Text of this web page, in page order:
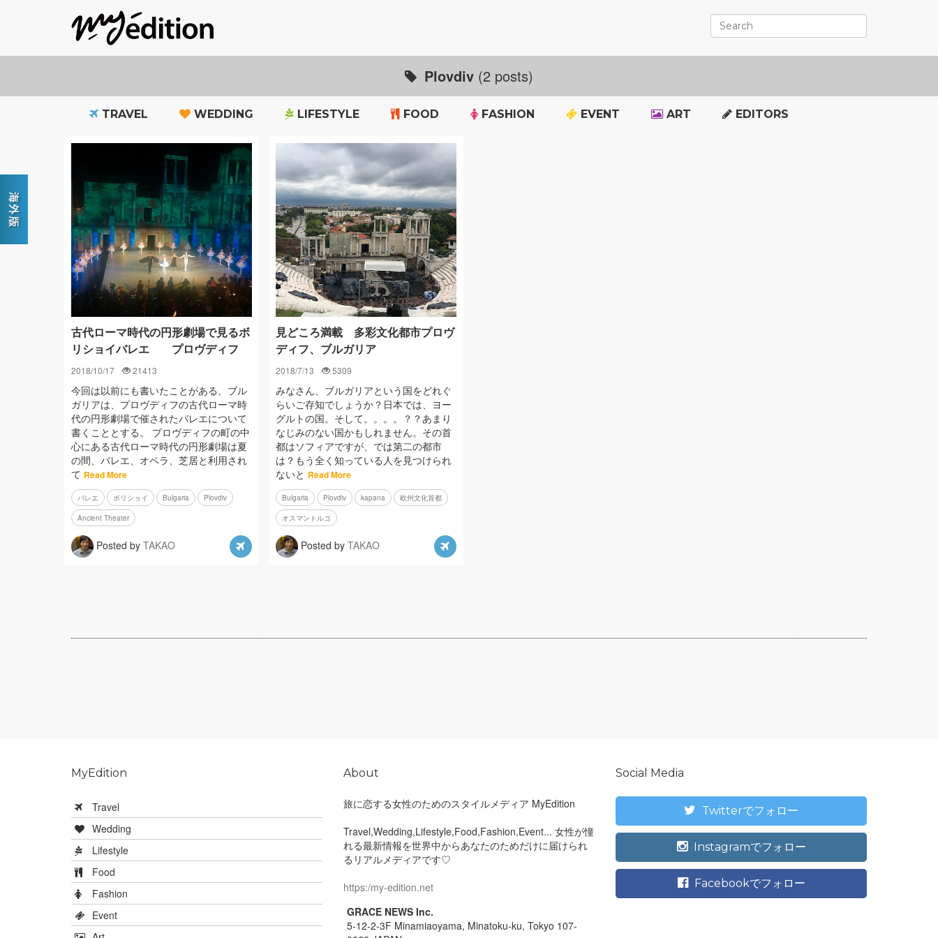
Plovdiv (2 posts)
TRAVEL WEDDING LIFESTYLE FOOD FASHION EVENT ART EDITORS
古代ローマ時代の円形劇場で見るボ
リショイバレエ プロヴディフ
2018/10/17 21413
今回は以前にも書いたことがある、ブル
ガリアは、プロヴディフの古代ローマ時
代の円形劇場で催されたバレエについて
書くこととする。 プロヴディフの町の中
心にある古代ローマ時代の円形劇場は夏
の間、バレエ、オペラ、芝居と利用され
て Read More
バレエ ボリショイ Bulgaria Plovdiv
Ancient Theater
Posted by TAKAO
見どころ満載 多彩文化都市プロヴ
ディフ、ブルガリア
2018/7/13 5309
みなさん、ブルガリアという国をどれぐ
らいご存知でしょうか？日本では、ヨー
グルトの国。そして。。。。？？あまり
なじみのない国かもしれません。その首
都はソフィアですが、では第二の都市
は？もう全く知っている人を見つけられ
ないと Read More
Bulgaria Plovdiv kapana 欧州文化首都
オスマントルコ
Posted by TAKAO
MyEdition
Travel
Wedding
Lifestyle
Food
Fashion
Event
About
旅に恋する女性のためのスタイルメディア MyEdition
Travel,Wedding,Lifestyle,Food,Fashion,Event... 女性が憧
れる最新情報を世界中からあなたのためだけに届けられ
るリアルメディアです♡
https:/my-edition.net
GRACE NEWS Inc.
5-12-2-3F Minamiaoyama, Minatoku-ku, Tokyo 107-
Social Media
Twitterでフォロー
Instagramでフォロー
Facebookでフォロー